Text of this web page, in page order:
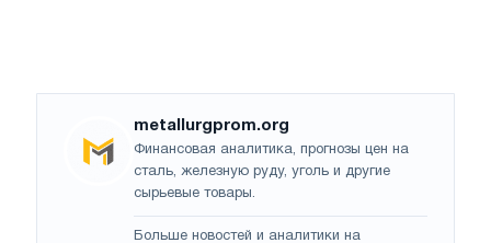
metallurgprom.org
Финансовая аналитика, прогнозы цен на
сталь, железную руду, уголь и другие
сырьевые товары.
Больше новостей и аналитики на